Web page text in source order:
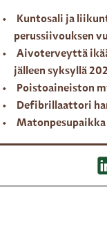
Kuntosali ja
perussiivouksen
Aivoterveyttä
jälleen syksyllä
Poistoaineiston
Defibrillaattori